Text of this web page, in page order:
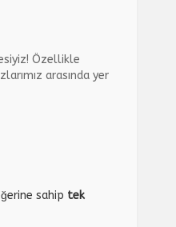
Özellikle
arasında yer
sahip tek